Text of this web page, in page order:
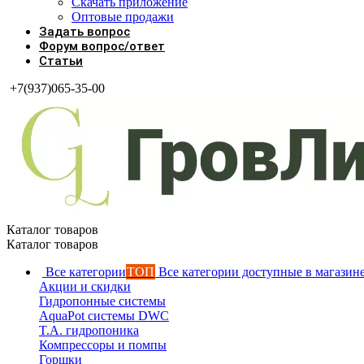
Оптовые продажи
Задать вопрос
Форум вопрос/ответ
Статьи
+7(937)065-35-00
Каталог товаров
Каталог товаров
Все категорииТОП Все категории доступные в
Акции и скидки
Гидропонные системы
AquaPot системы DWC
T.A. гидропоника
Компрессоры и помпы
Горшки